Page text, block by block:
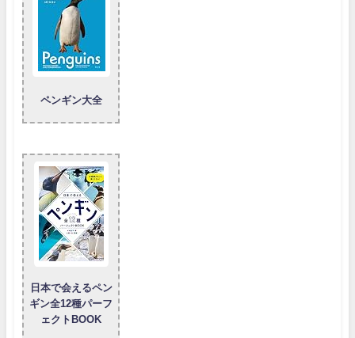
ペンギン大全
日本で会えるペン
ギン全12種パーフ
ェクトBOOK